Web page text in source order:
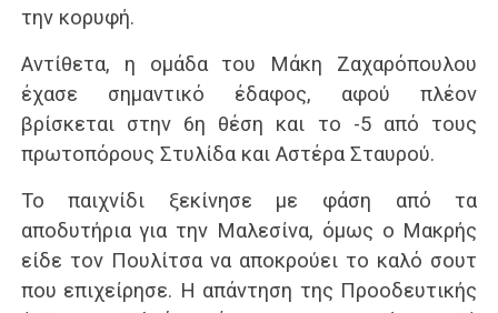
την κορυφή.
Αντίθετα, η ομάδα του Μάκη Ζαχαρόπουλου
έχασε σημαντικό έδαφος, αφού πλέον
βρίσκεται στην 6η θέση και το -5 από τους
πρωτοπόρους Στυλίδα και Αστέρα Σταυρού.
Το παιχνίδι ξεκίνησε με φάση από τα
αποδυτήρια για την Μαλεσίνα, όμως ο Μακρής
είδε τον Πουλίτσα να αποκρούει το καλό σουτ
που επιχείρησε. Η απάντηση της Προοδευτικής